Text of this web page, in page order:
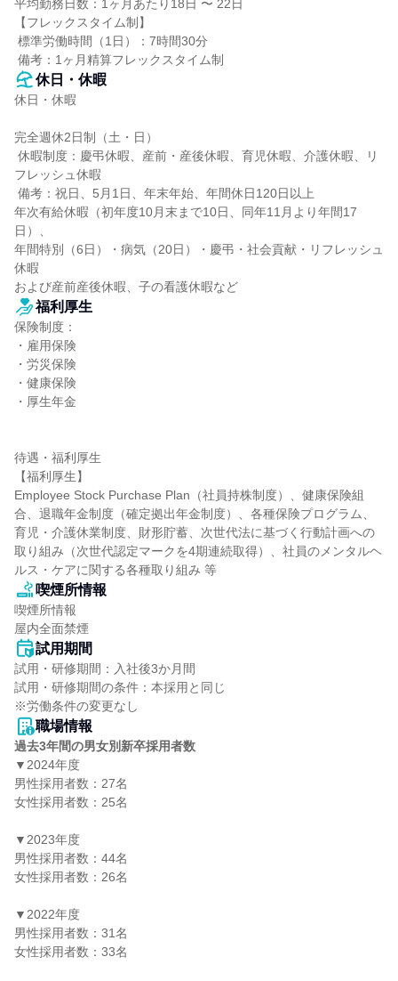
平均勤務日数：1ヶ月あたり18日 〜 22日
【フレックスタイム制】
備考：1ヶ月精算フレックスタイム制
休日・休暇
休日・休暇
完全週休2日制（土・日）
フレッシュ休暇
年次有給休暇（初年度10月末まで10日、同年11月より年間17
日）、
年間特別（6日）・病気（20日）・慶弔・社会貢献・リフレッシュ
休暇
および産前産後休暇、子の看護休暇など
福利厚生
保険制度：
・雇用保険
・労災保険
・健康保険
・厚生年金
待遇・福利厚生
【福利厚生】
Employee Stock Purchase Plan（社員持株制度）、健康保険組
合、退職年金制度（確定拠出年金制度）、各種保険プログラム、
育児・介護休業制度、財形貯蓄、次世代法に基づく行動計画への
取り組み（次世代認定マークを4期連続取得）、社員のメンタルヘ
ルス・ケアに関する各種取り組み 等
喫煙所情報
喫煙所情報
屋内全面禁煙
試用期間
試用・研修期間：入社後3か月間
試用・研修期間の条件：本採用と同じ
職場情報
過去3年間の男女別新卒採用者数
▼2024年度
男性採用者数：27名
女性採用者数：25名
▼2023年度
男性採用者数：44名
女性採用者数：26名
▼2022年度
男性採用者数：31名
女性採用者数：33名